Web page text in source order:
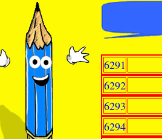
6291
6292
6293
6294